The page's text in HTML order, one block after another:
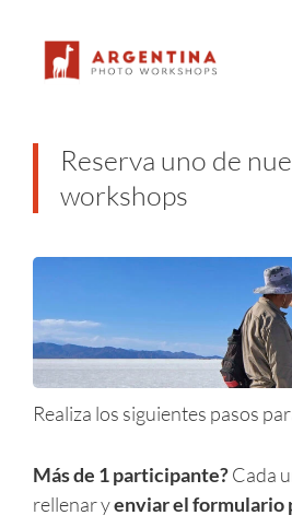
contenido
Reserva uno de
workshops
Realiza los siguientes pasos
Más de 1 participante?Cada
rellenar yenviar el formulario